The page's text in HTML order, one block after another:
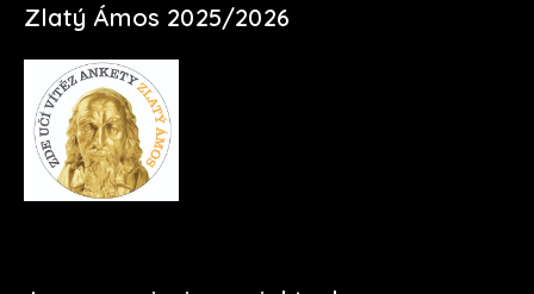
Zlatý Ámos 2025/2026